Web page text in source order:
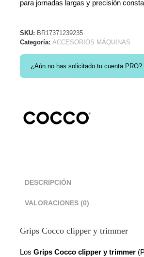
para jornadas largas y precisión
SKU: BR17371239235
Categoría:ACCESORIOS MÁQUINAS
¿Aún no has solicitado tu cuenta PRO?
DESCRIPCIÓN
VALORACIONES (0)
Grips Cocco clipper y trimmer
LosGrips Cocco clipper y trimmer